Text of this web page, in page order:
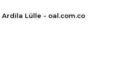
Lülle - oal.com.co